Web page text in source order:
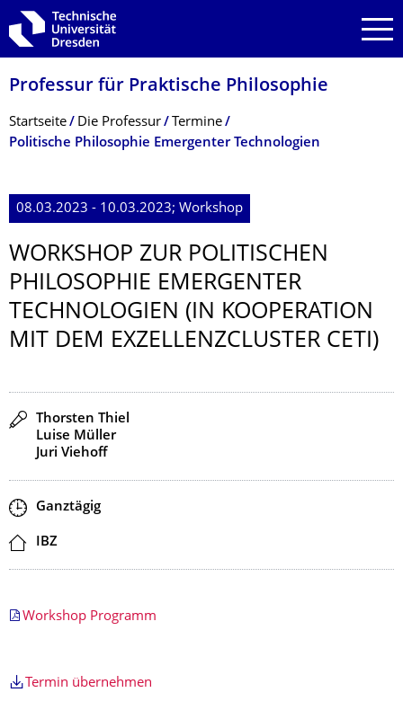
Zur Hauptnavigation springen
Zur Suche springen
Zum Inhalt springen
Professur für Praktische Philosophie
Breadcrumb-Menü
Startseite Die Professur
Termine
Politische Philosophie Emergenter Technologien
08.03.2023 - 10.03.2023; Workshop
WORKSHOP ZUR POLITISCHEN
PHILOSOPHIE EMERGENTER
TECHNOLOGIEN (IN KOOPERATION
MIT DEM EXZELLENZCLUS­TER CETI)
Redner
Thorsten Thiel
Luise Müller
Juri Viehoff
Zeit
Ganztägig
Ort
IBZ
Workshop Programm
Termin übernehmen